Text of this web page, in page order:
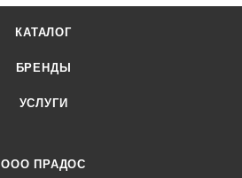
КАТАЛОГ
БРЕНДЫ
УСЛУГИ
ООО ПРАДОС